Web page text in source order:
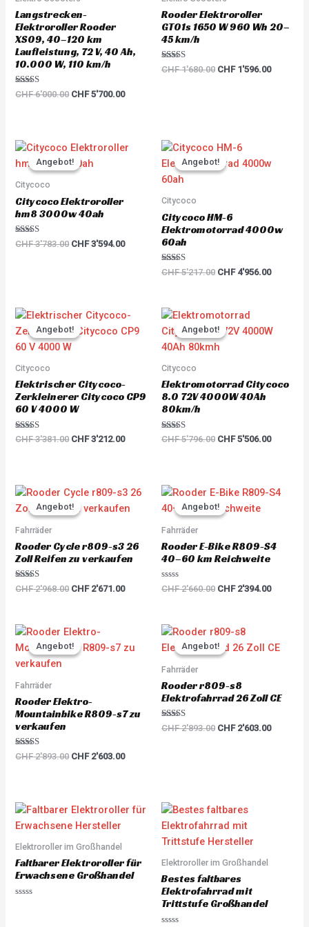
Langstrecken-
Elektroroller Rooder
XS09, 40–120 km
Laufleistung, 72 V, 40 Ah,
10.000 W, 110 km/h
Rated
CHF6'000.00 CHF5'700.00
Rooder Elektroroller
GT01s 1650 W 960 Wh 20–
45 km/h
Rated
CHF1'680.00 CHF1'596.00
Angebot!
Angebot!
Citycoco
Citycoco Elektroroller
hm8 3000w 40ah
Rated
5.00
CHF3'783.00
Original
price
was:
CHF3'594.00
Current
CHF 3'594.00.
Angebot!
Angebot!
Citycoco
Citycoco HM-6
Elektromotorrad 4000w
60ah
Rated
5.00
CHF5'217.00
Original
price
was:
CHF4'956.00
Angebot!
Angebot!
Citycoco
Elektrischer Citycoco-
Zerkleinerer Citycoco CP9
60 V 4000 W
Rated
CHF3'381.00
Original
price
was:
CHF 3'381.00.
CHF3'212.00
Current
is:
CHF 3'212.00.
Angebot!
Angebot!
Citycoco
Elektromotorrad Citycoco
8.0 72V 4000W 40Ah
80km/h
Rated
CHF5'796.00
Original
price
was:
CHF 5'796.00.
CHF5'506.00
is:
Angebot!
Angebot!
Fahrräder
Rooder Cycle r809-s3 26
Zoll Reifen zu verkaufen
Rated
CHF2'968.00
Original
price
was:
CHF2'671.00
Current
is:
CHF 2'671.00.
Angebot!
Angebot!
Fahrräder
Rooder E-Bike R809-S4
40–60 km Reichweite
R
0
o
u
t
f
CHF2'660.00
Original
price
was:
CHF2'394.00
Current
Angebot!
Angebot!
Fahrräder
Rooder Elektro-
Mountainbike R809-s7 zu
verkaufen
Rated
5.00
CHF2'893.00
Original
price
was:
CHF2'603.00
is:
CHF 2'603.00.
Angebot!
Angebot!
Fahrräder
Rooder r809-s8
Elektrofahrrad 26 Zoll CE
Rated
5.00
CHF2'893.00
Original
price
was:
CHF2'603.00
price
is:
Elektroroller im Großhandel
Faltbarer Elektroroller für
Erwachsene Großhandel
Elektroroller im Großhandel
Bestes faltbares
Elektrofahrrad mit
Trittstufe Großhandel